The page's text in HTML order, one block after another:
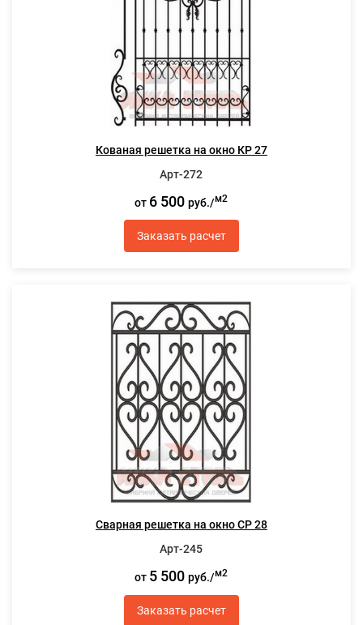
Кованая решетка на окно КР 27
Арт-272
от 6 500руб./м2
Заказать расчет
Сварная решетка на окно СР 28
Арт-245
от 5 500руб./м2
Заказать расчет